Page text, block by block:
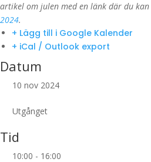
artikel om julen med en länk där du
2024.
+ Lägg till i Google Kalender
+ iCal / Outlook export
Datum
10 nov 2024
Utgånget
Tid
10:00 - 16:00